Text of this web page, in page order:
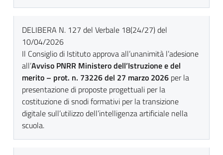
DELIBERA N. 127 del Verbale 18(24/27) del
10/04/2026
Il Consiglio di Istituto approva all’unanimità l’adesione
all’Avviso PNRR Ministero dell’Istruzione e del
merito – prot. n. 73226 del 27 marzo 2026 per la
presentazione di proposte progettuali per la
costituzione di snodi formativi per la transizione
digitale sull’utilizzo dell’intelligenza artificiale nella
scuola.